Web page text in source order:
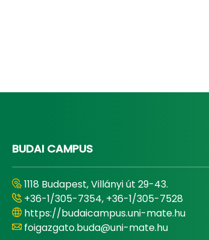
BUDAI CAMPUS
1118 Budapest, Villányi út 29-43.
+36-1/305-7354, +36-1/305-7528
https://budaicampus.uni-mate.hu
foigazgato.buda@uni-mate.hu